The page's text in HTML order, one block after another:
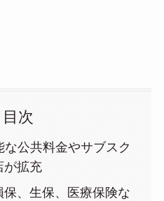
目次
公共料金やサブスク
が拡充
、生保、医療保険な